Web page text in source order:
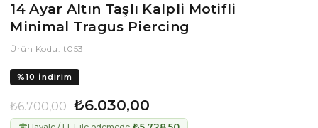
14 Ayar Altın Taşlı Kalpli Motifli
Minimal Tragus Piercing
Ürün Kodu: t053
%10 İndirim
₺6.700,00 ₺6.030,00